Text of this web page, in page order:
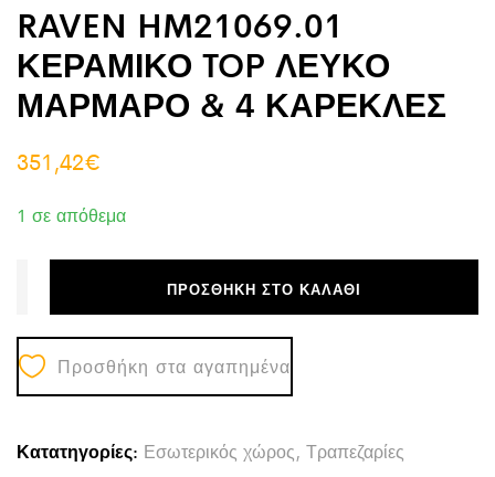
RAVEN HM21069.01
ΚΕΡΑΜΙΚΟ TOP ΛΕΥΚΟ
ΜΑΡΜΑΡΟ & 4 ΚΑΡΕΚΛΕΣ
351,42€
1 σε απόθεμα
ΠΡΟΣΘΉΚΗ ΣΤΟ ΚΑΛΆΘΙ
Προσθήκη στα αγαπημένα
Κατατηγορίες: Εσωτερικός χώρος, Τραπεζαρίες